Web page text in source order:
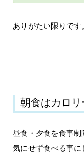
ありがたい限りです
朝食はカロ
昼食・夕食を食事
気にせず食べる事に